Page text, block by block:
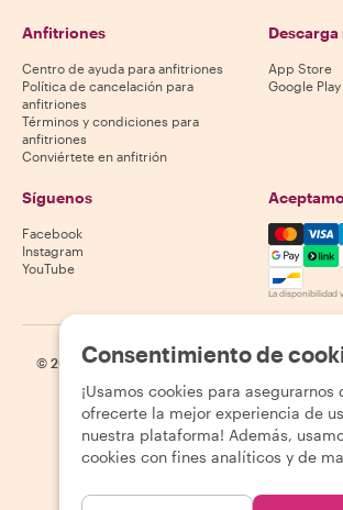
Anfitriones
Centro de ayuda para anfitriones
Política de cancelación para
anfitriones
Términos y condiciones para
anfitriones
Conviértete en anfitrión
App Store
Google
Síguenos
Facebook
Instagram
YouTube
La disponibilidad
© 2026 Withlocals.com | Política de privacidad |
Consentimiento de
¡Usamos cookies para asegurarnos
ofrecerte la mejor experiencia de
nuestra plataforma! Además,
cookies con fines analíticos y de